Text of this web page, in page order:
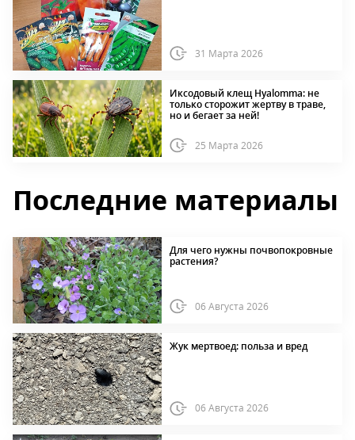
31 Марта 2026
Иксодовый клещ Hyalomma: не
только сторожит жертву в траве,
но и бегает за ней!
25 Марта 2026
Последние материалы
Для чего нужны почвопокровные
растения?
06 Августа 2026
Жук мертвоед: польза и вред
06 Августа 2026